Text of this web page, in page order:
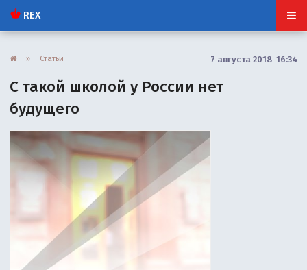
REX
» Статьи 7 августа 2018 16:34
С такой школой у России нет
будущего